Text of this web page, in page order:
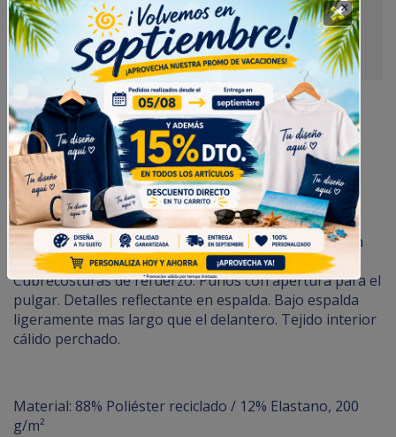
Bajo espalda ligeramente mas largo que el
delantero. Tejido interior cálido perchado.
Sudadera deportiva unisex
Sudadera técnica de manga larga ranglán. Cuello con
media cremallera invertida con detalle reflectante.
Cubrecosturas de refuerzo. Puños con apertura para el
pulgar. Detalles reflectante en espalda. Bajo espalda
ligeramente mas largo que el delantero. Tejido interior
cálido perchado.
Material: 88% Poliéster reciclado / 12% Elastano, 200
g/m²